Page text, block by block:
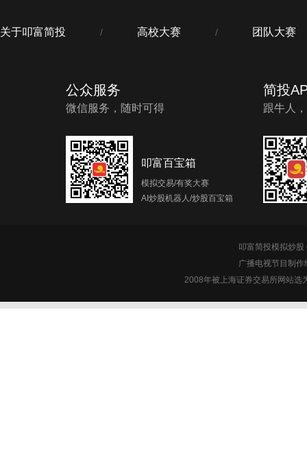
关于叩富简投 / 高校大赛 / 团队大赛
公众服务
微信服务，随时可得
叩富百宝箱
模拟交易/有奖大赛
AI炒股机器人/炒股百宝箱
简投
跟牛人
叩富简投模拟炒
广播电视节目制
2008年被上海证券交易所网站选